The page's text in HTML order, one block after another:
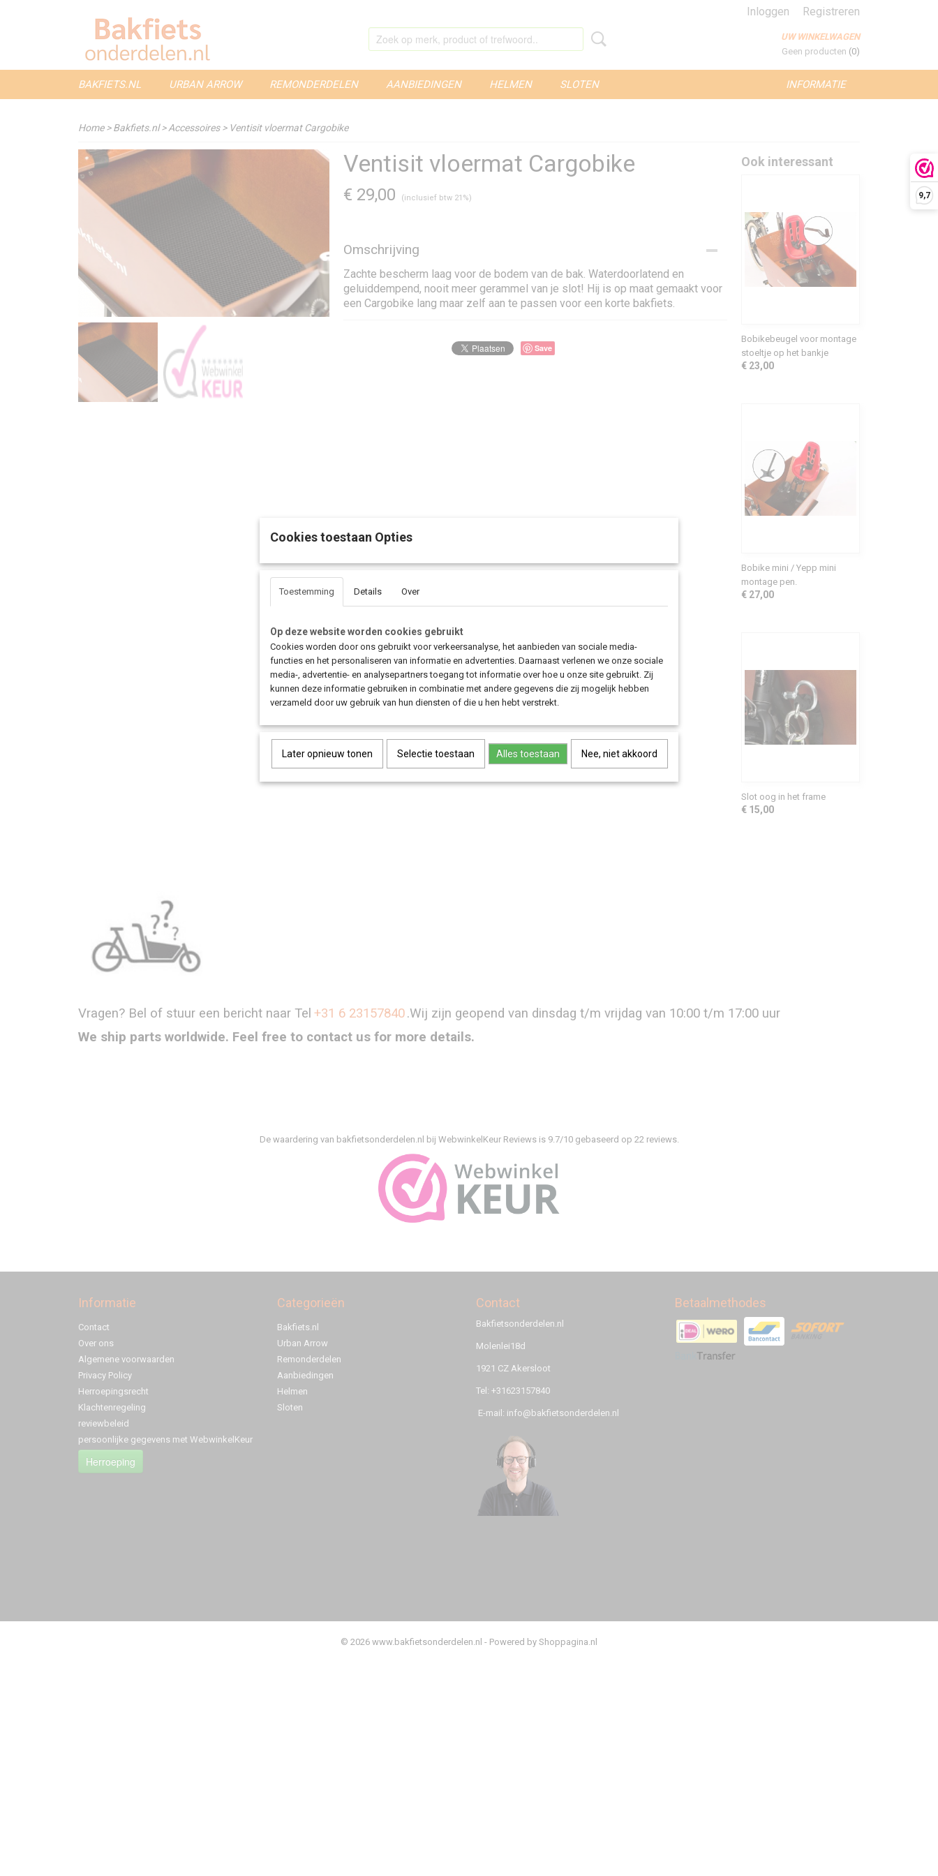
9,7
Inloggen Registreren
UW WINKELWAGEN
Geen producten (0)
INFORMATIE
BAKFIETS.NL URBAN ARROW REMONDERDELEN AANBIEDINGEN HELMEN SLOTEN
Home>Bakfiets.nl>Accessoires> Ventisit vloermat Cargobike
Ventisit vloermat Cargobike
€ 29,00 (inclusief btw 21%)
Omschrijving
Zachte bescherm laag voor de bodem van de bak. Waterdoorlatend en
geluiddempend, nooit meer gerammel van je slot! Hij is op maat gemaakt voor
een Cargobike lang maar zelf aan te passen voor een korte bakfiets.
Save
Ook interessant
Bobikebeugel voor montage
stoeltje op het bankje
€ 23,00
Bobike mini / Yepp mini
montage pen.
€ 27,00
Slot oog in het frame
€ 15,00
Vragen? Bel of stuur een bericht naar Tel +31 6 23157840.Wij zijn geopend van dinsdag t/m vrijdag van 10:00 t/m 17:00 uur
We ship parts worldwide. Feel free to contact us for more details.
De waardering van bakfietsonderdelen.nl bij WebwinkelKeur Reviewsis 9.7/10 gebaseerd op 22 reviews.
Informatie
Contact
Over ons
Algemene voorwaarden
Privacy Policy
Herroepingsrecht
Klachtenregeling
reviewbeleid
persoonlijke gegevens met WebwinkelKeur
Herroeping
Categorieën
Bakfiets.nl
Urban Arrow
Remonderdelen
Aanbiedingen
Helmen
Sloten
Contact
Bakfietsonderdelen.nl
Molenlei18d
1921 CZ Akersloot
Tel: +31623157840
E-mail: info@bakfietsonderdelen.nl
Betaalmethodes
© 2026 www.bakfietsonderdelen.nl - Powered by Shoppagina.nl
Cookies toestaan Opties
Toestemming Details Over
Op deze website worden cookies gebruikt
Cookies worden door ons gebruikt voor verkeersanalyse, het aanbieden van sociale media-
functies en het personaliseren van informatie en advertenties. Daarnaast verlenen we onze sociale
media-, advertentie- en analysepartners toegang tot informatie over hoe u onze site gebruikt. Zij
kunnen deze informatie gebruiken in combinatie met andere gegevens die zij mogelijk hebben
verzameld door uw gebruik van hun diensten of die u hen hebt verstrekt.
Later opnieuw tonen Selectie toestaan Alles toestaan Nee, niet akkoord